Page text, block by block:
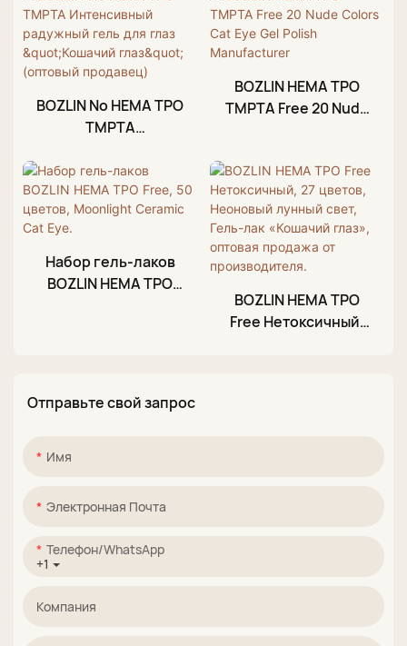
BOZLIN No HEMA TPO
TMPTA
радужный гель для
глаз "Кошачий глаз"
(оптовый продавец)
BOZLIN HEMA TPO
TMPTA Free 20 Nude
Набор гель-лаков
BOZLIN HEMA TPO
BOZLIN HEMA TPO
Free Нетоксичный,
Отправьте свой запрос
Имя
Электронная Почта
+1
Телефон/WhatsApp
Компания